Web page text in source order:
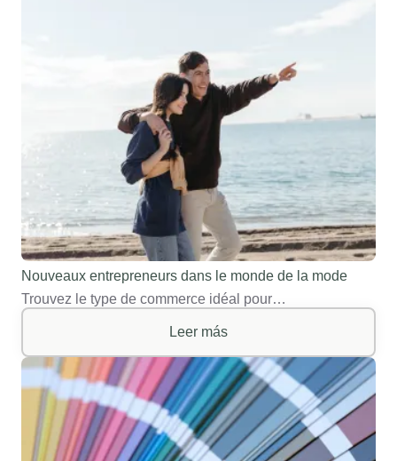
Nouveaux entrepreneurs dans le monde de la mode
Trouvez le type de commerce idéal pour…
Leer más